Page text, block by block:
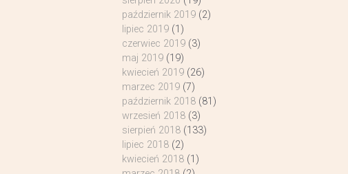
październik 2019(2)
lipiec 2019(1)
czerwiec 2019(3)
maj 2019(19)
kwiecień 2019(26)
marzec 2019(7)
październik 2018(81)
wrzesień 2018(3)
sierpień 2018(133)
lipiec 2018(2)
kwiecień 2018(1)